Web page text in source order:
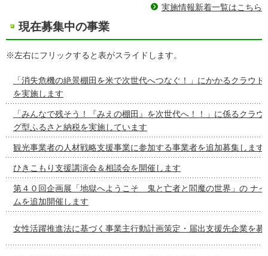
実施情報新着一覧はこちら
現在募集中の事業
※左右にフリックすると表がスライドします。
「消失危機の絶景棚田を米で次世代へつなぐ！」にかかるクラウ
を実施します
「みんなで残そう！『みえの棚田』を次世代へ！！」に係るクラ
グ型ふるさと納税を実施しています
観光事業者の人材戦略支援事業に参加する事業者を追加募集します
ひきこもり支援講演会＆相談会を開催します
第４０回企画展「地獄へようこそ 鬼と亡者と閻魔の世界」の ナ
ムを追加開催します
女性活躍推進法に基づく事業主行動計画策定・届出支援先企業を募